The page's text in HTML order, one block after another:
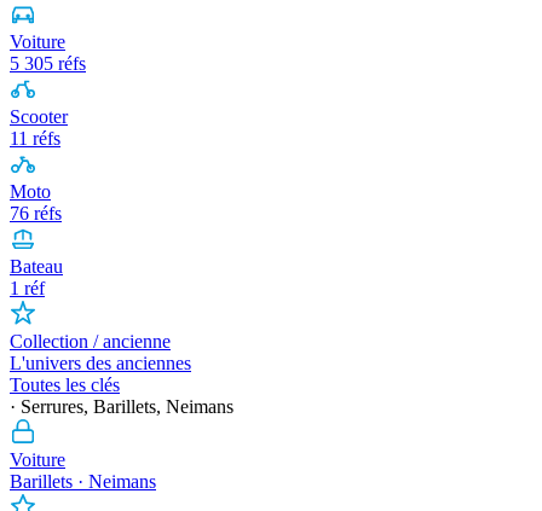
Voiture
5 305 réfs
Scooter
11 réfs
Moto
76 réfs
Bateau
1 réf
Collection / ancienne
L'univers des anciennes
Toutes les clés
· Serrures, Barillets, Neimans
Voiture
Barillets · Neimans